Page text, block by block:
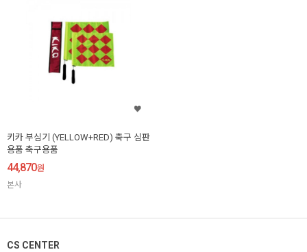
키카 부심기 (YELLOW+RED) 축구 심판
용품 축구용품
44,870원
본사
CS CENTER